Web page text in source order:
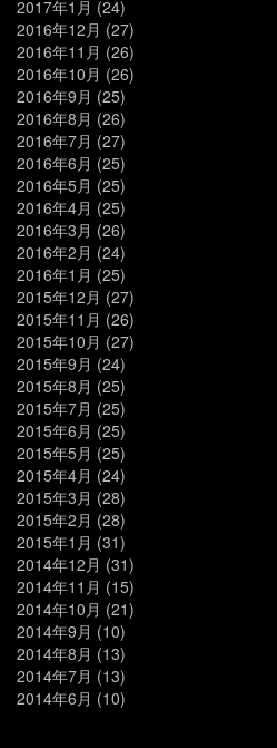
2017年1月 (24)
2016年12月 (27)
2016年11月 (26)
2016年10月 (26)
2016年9月 (25)
2016年8月 (26)
2016年7月 (27)
2016年6月 (25)
2016年5月 (25)
2016年4月 (25)
2016年3月 (26)
2016年2月 (24)
2016年1月 (25)
2015年12月 (27)
2015年11月 (26)
2015年10月 (27)
2015年9月 (24)
2015年8月 (25)
2015年7月 (25)
2015年6月 (25)
2015年5月 (25)
2015年4月 (24)
2015年3月 (28)
2015年2月 (28)
2015年1月 (31)
2014年12月 (31)
2014年11月 (15)
2014年10月 (21)
2014年9月 (10)
2014年8月 (13)
2014年7月 (13)
2014年6月 (10)